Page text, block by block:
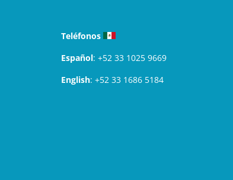
Teléfonos
Español: +52 33 1025 9669
English: +52 33 1686 5184